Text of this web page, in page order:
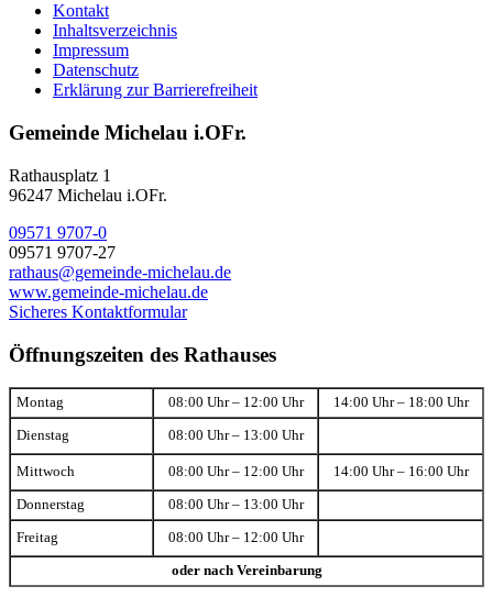
Kontakt
Inhaltsverzeichnis
Impressum
Datenschutz
Erklärung zur Barrierefreiheit
Gemeinde Michelau i.OFr.
Rathausplatz 1
96247 Michelau i.OFr.
09571 9707-0
09571 9707-27
rathaus@gemeinde-michelau.de
www.gemeinde-michelau.de
Sicheres Kontaktformular
Öffnungszeiten des Rathauses
Montag 08:00 Uhr – 12:00 Uhr 14:00 Uhr – 18:00 Uhr
Dienstag 08:00 Uhr – 13:00 Uhr
Mittwoch 08:00 Uhr – 12:00 Uhr 14:00 Uhr – 16:00 Uhr
Donnerstag 08:00 Uhr – 13:00 Uhr
Freitag 08:00 Uhr – 12:00 Uhr
oder nach Vereinbarung